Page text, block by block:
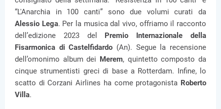
“L'Anarchia in 100 canti” sono due volumi curati da
Alessio Lega. Per la musica dal vivo, offriamo il racconto
dell’edizione 2023 del
Premio Internazionale della
Fisarmonica di Castelfidardo (An). Segue la recensione
dell’omonimo album dei
Merem, quintetto composto da
cinque strumentisti greci di base a Rotterdam. Infine, lo
scatto di Corzani Airlines ha come protagonista Roberto
Villa.